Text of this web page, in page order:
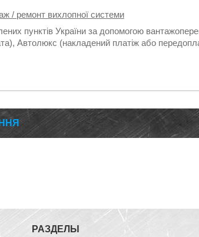
/ ремонт вихлопної системи
пунктів України за допомогою
Автолюкс (накладений платіж або
РАЗДЕЛЫ